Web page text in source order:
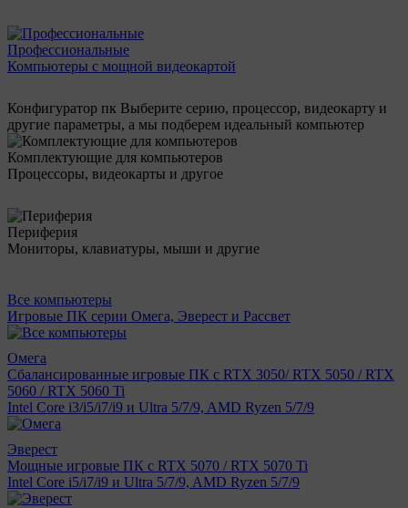
Профессиональные
Компьютеры с мощной видеокартой
Конфигуратор пк Выберите серию, процессор, видеокарту и
другие параметры, а мы подберем идеальный компьютер
Комплектующие для компьютеров
Процессоры, видеокарты и другое
Периферия
Мониторы, клавиатуры, мыши и другие
Все компьютеры
Игровые ПК серии Омега, Эверест и Рассвет
Омега
Сбалансированные игровые ПК с RTX 3050/ RTX 5050 / RTX
5060 / RTX 5060 Ti
Intel Core i3/i5/i7/i9 и Ultra 5/7/9, AMD Ryzen 5/7/9
Эверест
Мощные игровые ПК с RTX 5070 / RTX 5070 Ti
Intel Core i5/i7/i9 и Ultra 5/7/9, AMD Ryzen 5/7/9